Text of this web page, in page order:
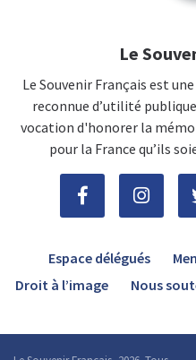
Le
Le Souvenir Français est
reconnue d’utilité
vocation d'honorer la
pour la France qu’ils
Espace délégués
Droit à l’image
Nous